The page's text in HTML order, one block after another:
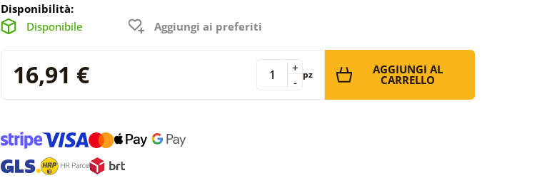
Disponibilità:
Disponibile
Aggiungi ai preferiti
16,91 € -
+ pz AGGIUNGI AL
CARRELLO